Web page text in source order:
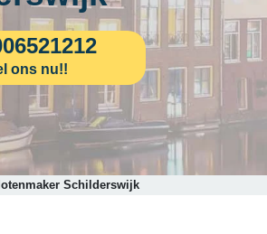
ons nu!!
Schilderswijk